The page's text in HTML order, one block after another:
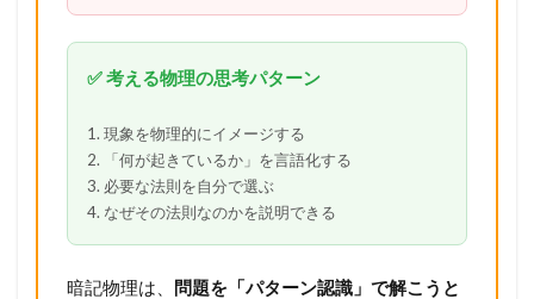
✅ 考える物理の思考パターン
1. 現象を物理的にイメージする
2. 「何が起きているか」を言語化する
3. 必要な法則を自分で選ぶ
4. なぜその法則なのかを説明できる
暗記物理は、
問題を「パターン認識」で解こうと